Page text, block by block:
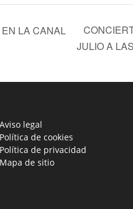
LA CANAL
JULIO A
Aviso legal
Política de cookies
Política de privacidad
Mapa de sitio